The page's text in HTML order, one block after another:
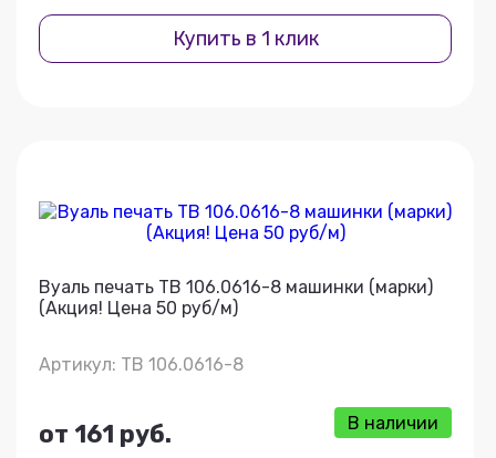
Купить в 1 клик
Вуаль печать ТВ 106.0616-8 машинки (марки)
(Акция! Цена 50 руб/м)
Артикул: ТВ 106.0616-8
от 161 руб. В наличии